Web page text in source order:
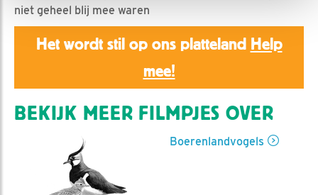
niet geheel blij mee waren
Het wordt stil op ons platteland Help
mee!
BEKIJK MEER FILMPJES OVER
Boerenlandvogels